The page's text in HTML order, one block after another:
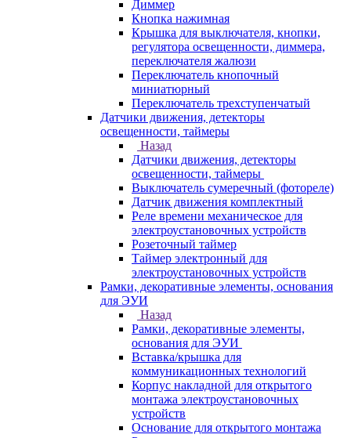
Диммер
Кнопка нажимная
Крышка для выключателя, кнопки,
регулятора освещенности, диммера,
переключателя жалюзи
Переключатель кнопочный
миниатюрный
Переключатель трехступенчатый
Датчики движения, детекторы
освещенности, таймеры
Назад
Датчики движения, детекторы
освещенности, таймеры
Выключатель сумеречный (фотореле)
Датчик движения комплектный
Реле времени механическое для
электроустановочных устройств
Розеточный таймер
Таймер электронный для
электроустановочных устройств
Рамки, декоративные элементы, основания
для ЭУИ
Назад
Рамки, декоративные элементы,
основания для ЭУИ
Вставка/крышка для
коммуникационных технологий
Корпус накладной для открытого
монтажа электроустановочных
устройств
Основание для открытого монтажа